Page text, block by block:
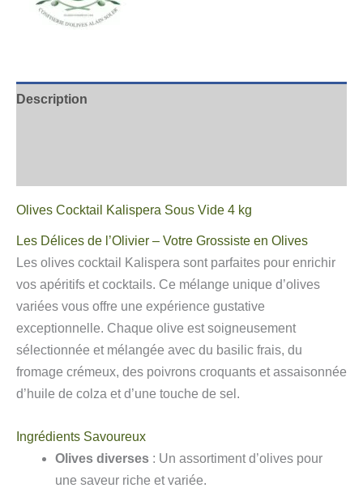
Description
Olives Cocktail Kalispera Sous Vide 4 kg
Les Délices de l’Olivier – Votre Grossiste en Olives
Les olives cocktail Kalispera sont parfaites pour enrichir
vos apéritifs et cocktails. Ce mélange unique d’olives
variées vous offre une expérience gustative
exceptionnelle. Chaque olive est soigneusement
sélectionnée et mélangée avec du basilic frais, du
fromage crémeux, des poivrons croquants et assaisonnée
d’huile de colza et d’une touche de sel.
Ingrédients Savoureux
Olives diverses : Un assortiment d’olives pour
une saveur riche et variée.